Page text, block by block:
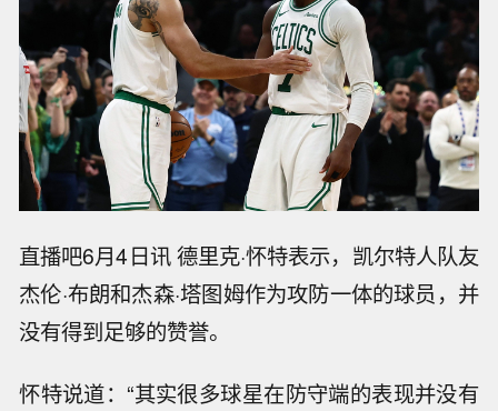
直播吧6月4日讯 德里克·怀特表示，凯尔特人队友
杰伦·布朗和杰森·塔图姆作为攻防一体的球员，并
没有得到足够的赞誉。
怀特说道：“其实很多球星在防守端的表现并没有